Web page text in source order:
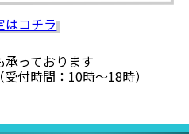
っております
受付時間：10時〜18時）